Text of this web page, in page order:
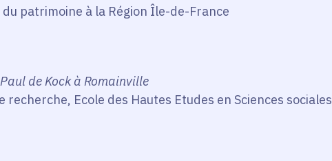
patrimoine à la Région Île-de-France
de Kock à Romainville
recherche, Ecole des Hautes Etudes en Sciences sociales